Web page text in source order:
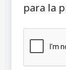
para la